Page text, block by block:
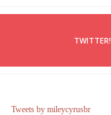
TWITTER!
Tweets by mileycyrusbr